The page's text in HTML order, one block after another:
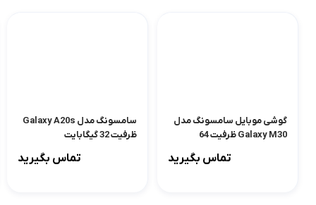
گوشی موبایل سامسونگ مدل
Galaxy M30 ظرفیت 64
تماس بگیرید
سامسونگ مدل Galaxy A20s
ظرفیت 32 گیگابایت
تماس بگیرید